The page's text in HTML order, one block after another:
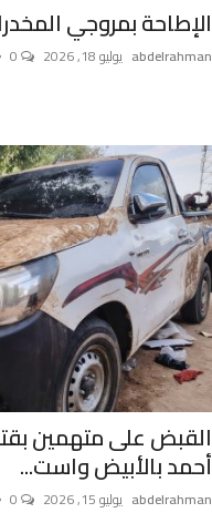
الإطاحة بمروجي
abdelrahman يوليو 18, 2026
القبض على متهمين
أحمد بالأبيض واست...
abdelrahman يوليو 15, 2026